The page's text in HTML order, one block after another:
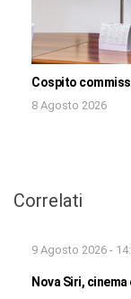
Cospito
8 Agosto 2026
Correlati
9 Agosto 2026 -
Nova Siri,